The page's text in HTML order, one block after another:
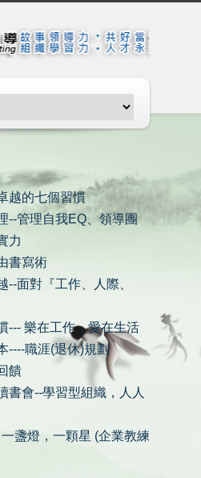
越的七個習慣
--管理自我EQ、領導團
力
書寫術
--面對『工作、人際、
--- 樂在工作，愛在生活
----職涯(退休)規劃
饋
書會--學習型組織，人人
盞燈，一顆星 (企業教練